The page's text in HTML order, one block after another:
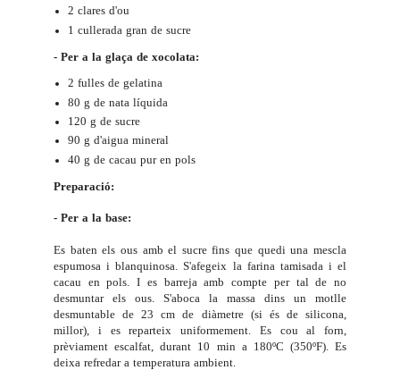
2 clares d'ou
1 cullerada gran de sucre
- Per a la glaça de xocolata:
2 fulles de gelatina
80 g de nata líquida
120 g de sucre
90 g d'aigua mineral
40 g de cacau pur en pols
Preparació:
- Per a la base:
Es baten els ous amb el sucre fins que quedi una mescla
espumosa i blanquinosa. S'afegeix la farina tamisada i el
cacau en pols. I es barreja amb compte per tal de no
desmuntar els ous. S'aboca la massa dins un motlle
desmuntable de 23 cm de diàmetre (si és de silicona,
millor), i es reparteix uniformement. Es cou al forn,
prèviament escalfat, durant 10 min a 180ºC (350ºF). Es
deixa refredar a temperatura ambient.